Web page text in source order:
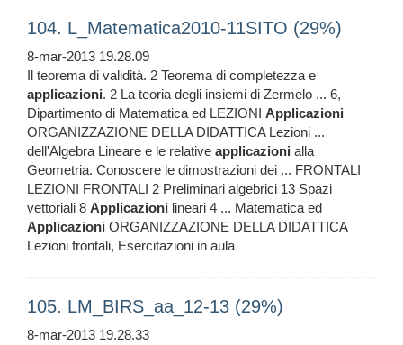
104. L_Matematica2010-11SITO (29%)
8-mar-2013 19.28.09
Il teorema di validità. 2 Teorema di completezza e
applicazioni. 2 La teoria degli insiemi di Zermelo ... 6,
Dipartimento di Matematica ed LEZIONI Applicazioni
ORGANIZZAZIONE DELLA DIDATTICA Lezioni ...
dell'Algebra Lineare e le relative applicazioni alla
Geometria. Conoscere le dimostrazioni dei ... FRONTALI
LEZIONI FRONTALI 2 Preliminari algebrici 13 Spazi
vettoriali 8 Applicazioni lineari 4 ... Matematica ed
Applicazioni ORGANIZZAZIONE DELLA DIDATTICA
Lezioni frontali, Esercitazioni in aula
105. LM_BIRS_aa_12-13 (29%)
8-mar-2013 19.28.33